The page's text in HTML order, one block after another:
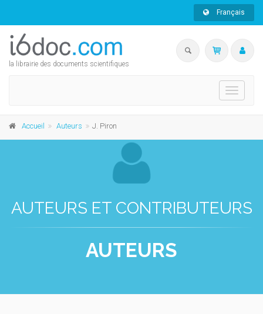
Français
la librairie des documents scientifiques
Toggle
Accueil Auteurs J. Piron
AUTEURS ET CONTRIBUTEURS
AUTEURS